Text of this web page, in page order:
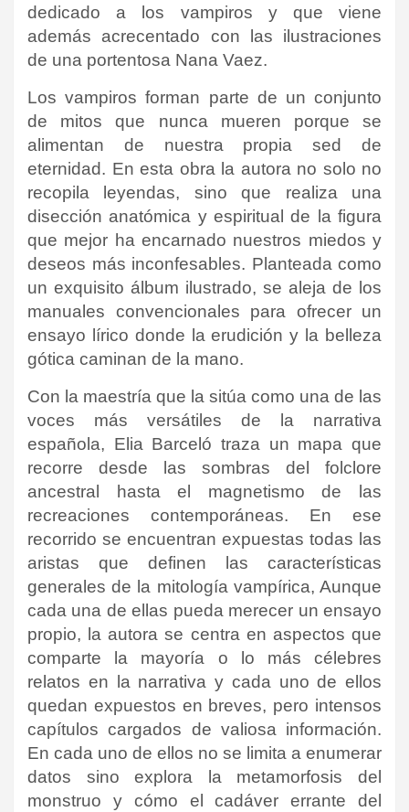
dedicado a los vampiros y que viene
además acrecentado con las ilustraciones
de una portentosa Nana Vaez.
Los vampiros forman parte de un conjunto
de mitos que nunca mueren porque se
alimentan de nuestra propia sed de
eternidad. En esta obra la autora no solo no
recopila leyendas, sino que realiza una
disección anatómica y espiritual de la figura
que mejor ha encarnado nuestros miedos y
deseos más inconfesables. Planteada como
un exquisito álbum ilustrado, se aleja de los
manuales convencionales para ofrecer un
ensayo lírico donde la erudición y la belleza
gótica caminan de la mano.
Con la maestría que la sitúa como una de las
voces más versátiles de la narrativa
española, Elia Barceló traza un mapa que
recorre desde las sombras del folclore
ancestral hasta el magnetismo de las
recreaciones contemporáneas. En ese
recorrido se encuentran expuestas todas las
aristas que definen las características
generales de la mitología vampírica, Aunque
cada una de ellas pueda merecer un ensayo
propio, la autora se centra en aspectos que
comparte la mayoría o lo más célebres
relatos en la narrativa y cada uno de ellos
quedan expuestos en breves, pero intensos
capítulos cargados de valiosa información.
En cada uno de ellos no se limita a enumerar
datos sino explora la metamorfosis del
monstruo y cómo el cadáver errante del